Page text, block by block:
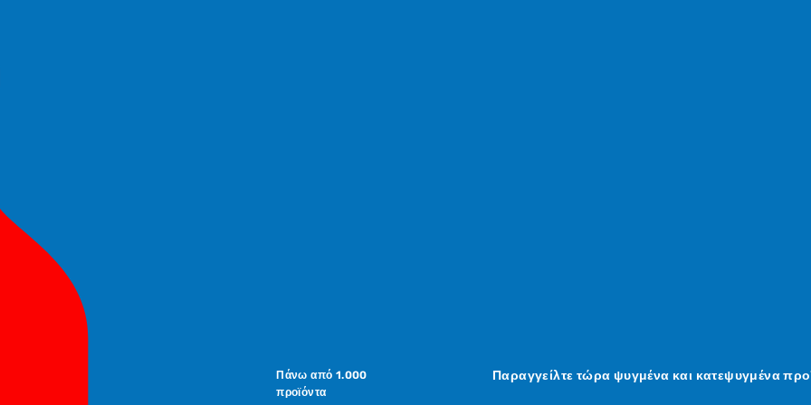
Πάνω από 1.000
προϊόντα
Παραγγείλτε τώρα ψυγμένα και κατεψυγμένα